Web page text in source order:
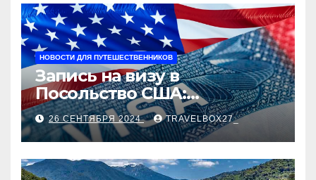
НОВОСТИ ДЛЯ ПУТЕШЕСТВЕННИКОВ
Запись на визу в
Посольство США:
Пошаговое руководство
26 СЕНТЯБРЯ 2024 TRAVELBOX27_